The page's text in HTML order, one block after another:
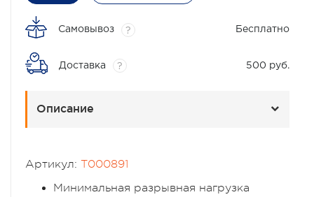
Самовывоз ? Бесплатно
Доставка ? 500 руб.
Описание
Артикул: T000891
Минимальная разрывная нагрузка